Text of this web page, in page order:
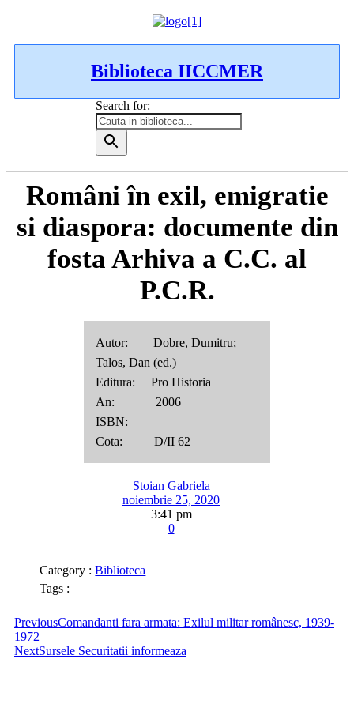
Biblioteca IICCMER
Search for:
Români în exil, emigratie
si diaspora: documente din
fosta Arhiva a C.C. al
P.C.R.
Autor: Dobre, Dumitru;
Talos, Dan (ed.)
Editura: Pro Historia
An: 2006
ISBN:
Cota: D/II 62
Stoian Gabriela
noiembrie 25, 2020
3:41 pm
0
Category : Biblioteca
Tags :
PreviousComandanti fara armata: Exilul militar românesc, 1939-
1972
NextSursele Securitatii informeaza